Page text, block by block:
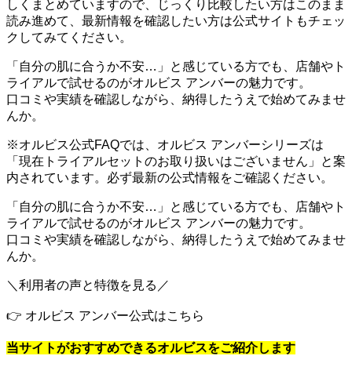
しくまとめていますので、じっくり比較したい方はこのまま
読み進めて、最新情報を確認したい方は公式サイトもチェッ
クしてみてください。
「自分の肌に合うか不安…」と感じている方でも、店舗やト
ライアルで試せるのがオルビス アンバーの魅力です。
口コミや実績を確認しながら、納得したうえで始めてみませ
んか。
※オルビス公式FAQでは、オルビス アンバーシリーズは
「現在トライアルセットのお取り扱いはございません」と案
内されています。必ず最新の公式情報をご確認ください。
「自分の肌に合うか不安…」と感じている方でも、店舗やト
ライアルで試せるのがオルビス アンバーの魅力です。
口コミや実績を確認しながら、納得したうえで始めてみませ
んか。
＼利用者の声と特徴を見る／
👉 オルビス アンバー公式はこちら
当サイトがおすすめできるオルビスをご紹介します